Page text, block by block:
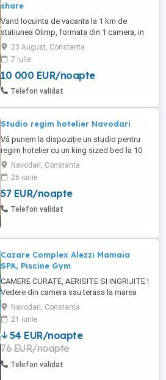
share
Vand locuinta de vacanta la 1 km de
statiunea Olimp, formata din 1 camera, in
supr. de 32mp, mobilata si utilata, in
proprietate periodica (time-share) pentru
o perioada de 1 saptamana pe viata, in
varf de sezon (luna August), etaj 6, cu
vedere la mare. Poate gazdui 2 adulți și 2
23 August, Constanta
7 iulie
10 000 EUR/noapte
Telefon validat
Studio regim hotelier Navodari
Vă punem la dispoziție un studio pentru
regim hotelier cu un king sized bed la 10
minute de plaja Navodari Mamaia Nord.
Parcare disponibilă și wifi
Navodari, Constanta
26 iunie
57 EUR/noapte
Telefon validat
Cazare Complex Alezzi Mamaia
SPA, Piscine Gym
CAMERE CURATE, AERISITE SI INGRIJITE !
Vedere din camera sau terasa la marea
neagra Review-uri gasiti pe Booking cu:
BLACK SEA VIEW STUDIO & SPA & POOLS
MAMAIA NORD VORBIM DE RESORT NU
DOAR DE INCHIRIERE. CU ACCES LA
TOATE FACILITATILE. Plaja nu a fost
modificata largita, intrare lina in ...
Navodari, Constanta
21 iunie
54 EUR/noapte
76 EUR/noapte
Telefon validat